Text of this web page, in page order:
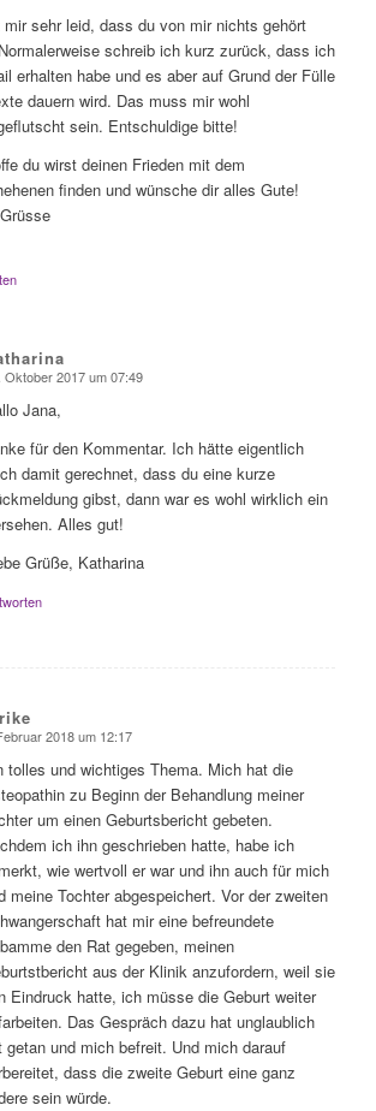
sehr leid, dass du von mir nichts gehört
schreib ich kurz zurück, dass ich
erhalten habe und es aber auf Grund der Fülle
dauern wird. Das muss mir wohl
sein. Entschuldige bitte!
du wirst deinen Frieden mit dem
finden und wünsche dir alles Gute!
Oktober 2017 um 07:49
Jana,
für den Kommentar. Ich hätte eigentlich
damit gerechnet, dass du eine kurze
gibst, dann war es wohl wirklich ein
Alles gut!
Grüße, Katharina
2018 um 12:17
tolles und wichtiges Thema. Mich hat die
zu Beginn der Behandlung meiner
um einen Geburtsbericht gebeten.
ich ihn geschrieben hatte, habe ich
wie wertvoll er war und ihn auch für mich
meine Tochter abgespeichert. Vor der zweiten
hat mir eine befreundete
den Rat gegeben, meinen
aus der Klinik anzufordern, weil sie
Eindruck hatte, ich müsse die Geburt weiter
Das Gespräch dazu hat unglaublich
getan und mich befreit. Und mich darauf
dass die zweite Geburt eine ganz
sein würde.